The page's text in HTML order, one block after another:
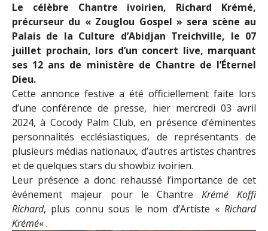
Le célèbre Chantre ivoirien, Richard Krémé,
précurseur du « Zouglou Gospel » sera scène au
Palais de la Culture d’Abidjan Treichville, le 07
juillet prochain, lors d’un concert live, marquant
ses 12 ans de ministère de Chantre de l’Éternel
Dieu.
Cette annonce festive a été officiellement faite lors
d’une conférence de presse, hier mercredi 03 avril
2024, à Cocody Palm Club, en présence d’éminentes
personnalités ecclésiastiques, de représentants de
plusieurs médias nationaux, d’autres artistes chantres
et de quelques stars du showbiz ivoirien.
Leur présence a donc rehaussé l’importance de cet
événement majeur pour le ChantreKrémé Koffi
Richard, plus connu sous le nom d’Artiste « Richard
Krémé« .